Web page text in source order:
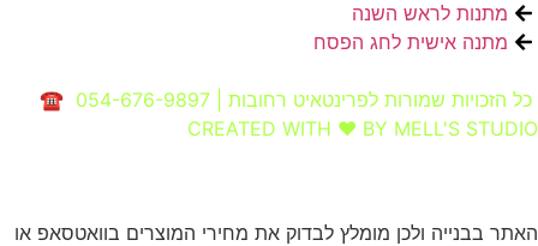
מתנות לראש השנה
מתנה אישית לחג הפסח
כל הזכויות שמורות לפרינטאיט רחובות | 054-676-9897 ☎
CREATED WITH ❤ BY MELL'S STUDIO​
האתר בבנייה ולכן מומלץ לבדוק את מחירי המוצרים בוואטסאפ או